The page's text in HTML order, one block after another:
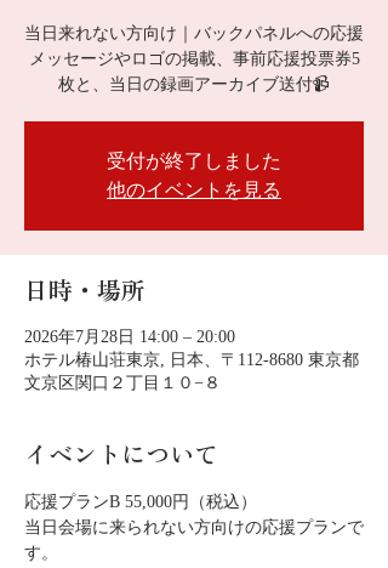
当日来れない方向け｜バックパネルへの応援
メッセージやロゴの掲載、事前応援投票券5
枚と、当日の録画アーカイブ送付📹
受付が終了しました
他のイベントを見る
日時・場所
2026年7月28日 14:00 – 20:00
ホテル椿山荘東京, 日本、〒112-8680 東京都
文京区関口２丁目１０−８
イベントについて
応援プランB 55,000円（税込）
当日会場に来られない方向けの応援プランで
す。